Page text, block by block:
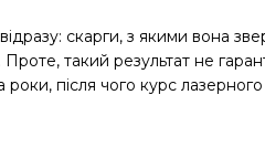
скарги, з якими вона
такий результат не
роки, після чого курс